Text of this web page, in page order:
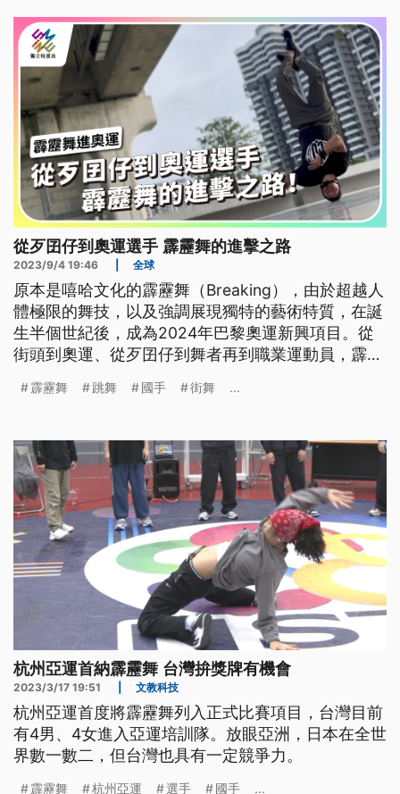
從歹囝仔到奧運選手 霹靂舞的進擊之路
2023/9/4 19:46 全球
原本是嘻哈文化的霹靂舞（Breaking），由於超越人
體極限的舞技，以及強調展現獨特的藝術特質，在誕
生半個世紀後，成為2024年巴黎奧運新興項目。從
街頭到奧運、從歹囝仔到舞者再到職業運動員，霹靂
的負面標籤。如同台灣第一批霹靂舞國手孫振所言：
掌聲」。
霹靂舞 跳舞 國手 街舞 ...
杭州亞運首納霹靂舞 台灣拚獎牌有機會
2023/3/17 19:51 文教科技
杭州亞運首度將霹靂舞列入正式比賽項目，台灣目前
有4男、4女進入亞運培訓隊。放眼亞洲，日本在全世
界數一數二，但台灣也具有一定競爭力。
霹靂舞 杭州亞運 選手 國手 ...